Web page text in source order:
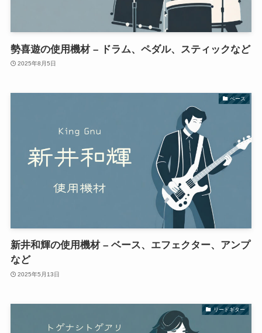
勢喜遊の使用機材 – ドラム、ペダル、スティックなど
2025年8月5日
ベース
新井和輝の使用機材 – ベース、エフェクター、アンプ
など
2025年5月13日
リードギター